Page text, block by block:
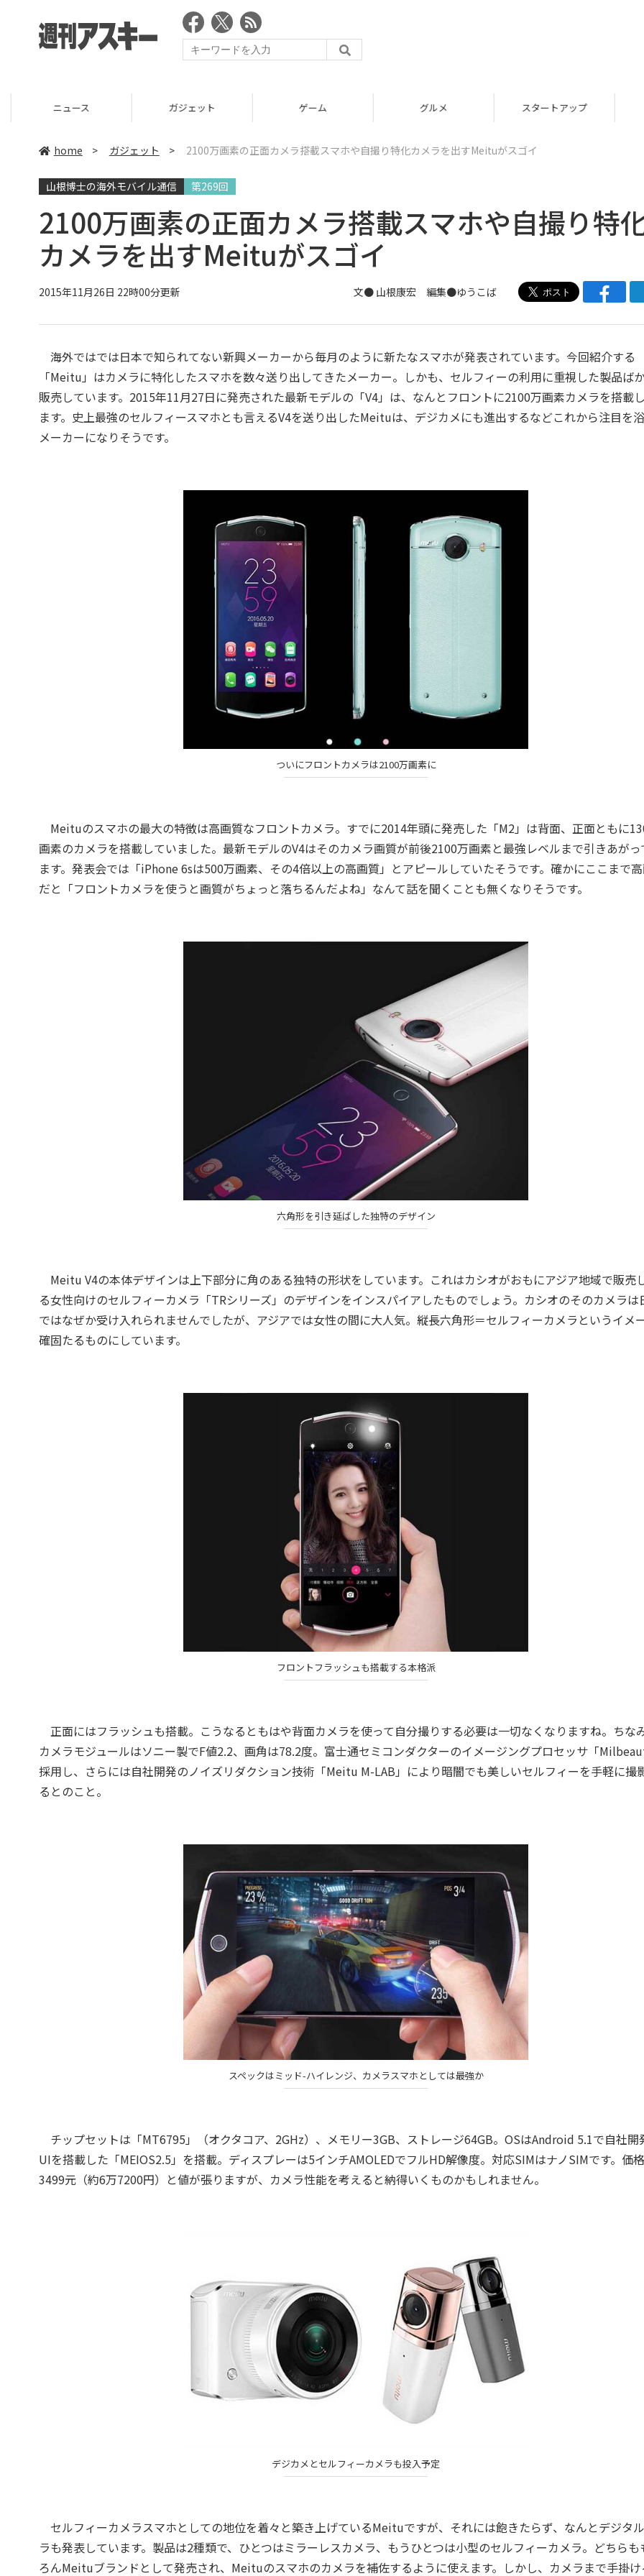
ニュース ガジェット ゲーム グルメ スタートアップ
home > ガジェット > 2100万画素の正面カメラ搭載スマホや自撮り特化カメラを出すMeituがスゴイ
山根博士の海外モバイル通信 第269回
2100万画素の正面カメラ搭載スマホや自撮り特
カメラを出すMeituがスゴイ
2015年11月26日 22時00分更新 文● 山根康宏 編集●ゆうこば
海外ではでは日本で知られてない新興メーカーから毎月のように新たなスマホが発表されています。今回紹介する
「Meitu」はカメラに特化したスマホを数々送り出してきたメーカー。しかも、セルフィーの利用に重視した製品ば
販売しています。2015年11月27日に発売された最新モデルの「V4」は、なんとフロントに2100万画素カメラを搭載
ます。史上最強のセルフィースマホとも言えるV4を送り出したMeituは、デジカメにも進出するなどこれから注目を
メーカーになりそうです。
ついにフロントカメラは2100万画素に
Meituのスマホの最大の特徴は高画質なフロントカメラ。すでに2014年頭に発売した「M2」は背面、正面ともに
画素のカメラを搭載していました。最新モデルのV4はそのカメラ画質が前後2100万画素と最強レベルまで引きあがっ
ます。発表会では「iPhone 6sは500万画素、その4倍以上の高画質」とアピールしていたそうです。確かにここまで
だと「フロントカメラを使うと画質がちょっと落ちるんだよね」なんて話を聞くことも無くなりそうです。
六角形を引き延ばした独特のデザイン
Meitu V4の本体デザインは上下部分に角のある独特の形状をしています。これはカシオがおもにアジア地域で販売
る女性向けのセルフィーカメラ「TRシリーズ」のデザインをインスパイアしたものでしょう。カシオのそのカメラは
ではなぜか受け入れられませんでしたが、アジアでは女性の間に大人気。縦長六角形＝セルフィーカメラというイメ
確固たるものにしています。
フロントフラッシュも搭載する本格派
正面にはフラッシュも搭載。こうなるともはや背面カメラを使って自分撮りする必要は一切なくなりますね。ちな
カメラモジュールはソニー製でF値2.2、画角は78.2度。富士通セミコンダクターのイメージングプロセッサ「
採用し、さらには自社開発のノイズリダクション技術「Meitu M-LAB」により暗闇でも美しいセルフィーを手軽に撮
るとのこと。
スペックはミッド-ハイレンジ、カメラスマホとしては最強か
チップセットは「MT6795」（オクタコア、2GHz）、メモリー3GB、ストレージ64GB。OSはAndroid 5.1で自社開
UIを搭載した「MEIOS2.5」を搭載。ディスプレーは5インチAMOLEDでフルHD解像度。対応SIMはナノSIMです。価
3499元（約6万7200円）と値が張りますが、カメラ性能を考えると納得いくものかもしれません。
デジカメとセルフィーカメラも投入予定
セルフィーカメラスマホとしての地位を着々と築き上げているMeituですが、それには飽きたらず、なんとデジタ
ラも発表しています。製品は2種類で、ひとつはミラーレスカメラ、もうひとつは小型のセルフィーカメラ。どちらも
ろんMeituブランドとして発売され、Meituのスマホのカメラを補佐するように使えます。しかし、カメラまで手掛